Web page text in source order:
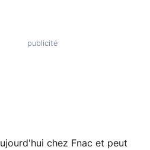
chez Fnac et peut